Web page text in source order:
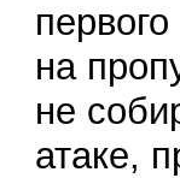
на
не
атаке,